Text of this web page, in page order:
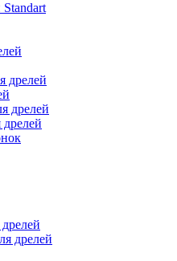
дрелей
дрелей
дрелей